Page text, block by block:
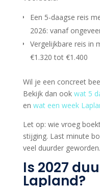
Een 5-daagse reis
2026: vanaf
Vergelijkbare reis in
€1.320 tot €1.400
Wil je een concreet
Bekijk dan ook wat 5
en wat een week
Let op: wie vroeg
stijging. Last minute
veel duurder geworden.
Is 2027
Lapland?